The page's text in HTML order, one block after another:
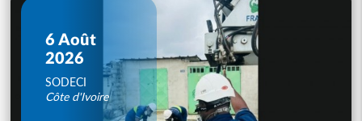
6 Août
2026
SODECI
Côte d'Ivoire